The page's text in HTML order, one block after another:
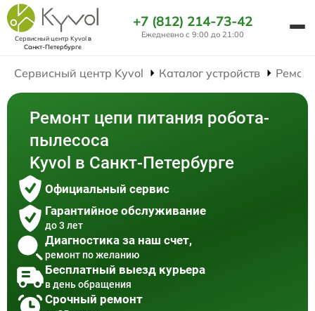
Сервисный центр Kyvolв
Санкт-Петербурге
+7 (812) 214-73-42
Ежедневно с 9:00 до 21:00
Сервисный центр Kyvol Каталог устройств
Ремонт цепи питания робота-
пылесоса
Kyvol в Санкт-Петербурге
Официальный сервис
Гарантийное обслуживание
до 3 лет
Диагностика за наш счет,
ремонт по желанию
Бесплатный выезд курьера
в день обращения
Срочный ремонт